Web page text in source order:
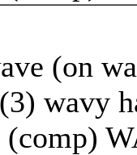
(on
wavy